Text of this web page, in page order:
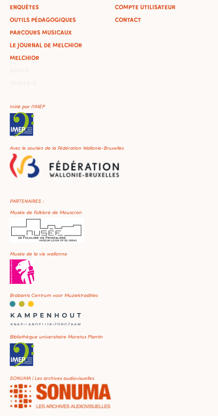
ENQUÊTES
OUTILS PÉDAGOGIQUES
PARCOURS MUSICAUX
LE JOURNAL DE MELCHIOR
MELCHIOR
COMPTE UTILISATEUR
CONTACT
Initié par l'IMEP
Avec le soutien de la Fédération Wallonie-Bruxelles
PARTENAIRES :
Musée de Folklore de Mouscron
Musée de la vie wallonne
Brabants Centrum voor Muziektradities
Bibliothèque universitaire Moretus Plantin
SONUMA | Les archives audiovisuelles